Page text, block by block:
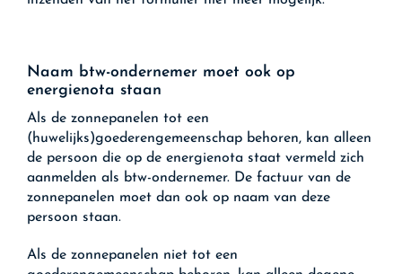
Naam btw-ondernemer moet ook op
energienota staan
Als de zonnepanelen tot een
(huwelijks)goederengemeenschap behoren, kan alleen
de persoon die op de energienota staat vermeld zich
aanmelden als btw-ondernemer. De factuur van de
zonnepanelen moet dan ook op naam van deze
persoon staan.
Als de zonnepanelen niet tot een